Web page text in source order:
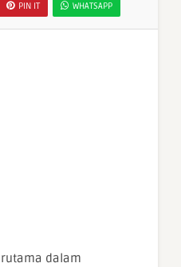
PIN IT WHATSAPP
dalam